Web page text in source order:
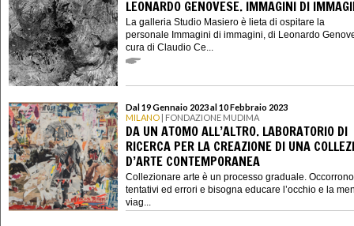
LEONARDO GENOVESE. IMMAGINI DI
La galleria Studio Masiero è lieta di ospitare la
personale Immagini di immagini, di Leonardo
cura di Claudio Ce...
Dal 19 Gennaio 2023 al 10 Febbraio 2023
MILANO | FONDAZIONE MUDIMA
DA UN ATOMO ALL’ALTRO. LABORATORIO DI
RICERCA PER LA CREAZIONE DI UNA
D’ARTE CONTEMPORANEA
Collezionare arte è un processo graduale.
tentativi ed errori e bisogna educare l’occhio e la
viag...